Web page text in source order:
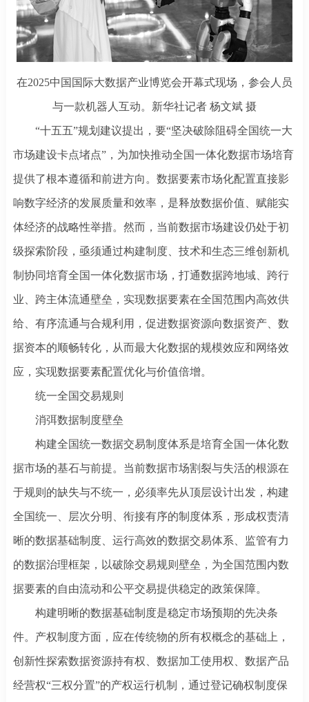
在2025中国国际大数据产业博览会开幕式现场，参会人员
与一款机器人互动。新华社记者 杨文斌 摄
“十五五”规划建议提出，要“坚决破除阻碍全国统一大
市场建设卡点堵点”，为加快推动全国一体化数据市场培育
提供了根本遵循和前进方向。数据要素市场化配置直接影
响数字经济的发展质量和效率，是释放数据价值、赋能实
体经济的战略性举措。然而，当前数据市场建设仍处于初
级探索阶段，亟须通过构建制度、技术和生态三维创新机
制协同培育全国一体化数据市场，打通数据跨地域、跨行
业、跨主体流通壁垒，实现数据要素在全国范围内高效供
给、有序流通与合规利用，促进数据资源向数据资产、数
据资本的顺畅转化，从而最大化数据的规模效应和网络效
应，实现数据要素配置优化与价值倍增。
统一全国交易规则
消弭数据制度壁垒
构建全国统一数据交易制度体系是培育全国一体化数
据市场的基石与前提。当前数据市场割裂与失活的根源在
于规则的缺失与不统一，必须率先从顶层设计出发，构建
全国统一、层次分明、衔接有序的制度体系，形成权责清
晰的数据基础制度、运行高效的数据交易体系、监管有力
的数据治理框架，以破除交易规则壁垒，为全国范围内数
据要素的自由流动和公平交易提供稳定的政策保障。
构建明晰的数据基础制度是稳定市场预期的先决条
件。产权制度方面，应在传统物的所有权概念的基础上，
创新性探索数据资源持有权、数据加工使用权、数据产品
经营权“三权分置”的产权运行机制，通过登记确权制度保